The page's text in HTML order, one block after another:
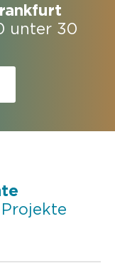
unter 30